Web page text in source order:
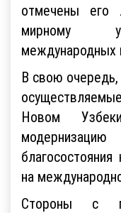
отмечены его
мирному
международных
В свою
Новом
на
Стороны с